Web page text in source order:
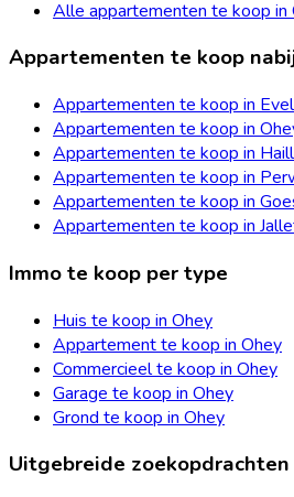
Alle appartementen te koop in
Appartementen te koop
Appartementen te koop in
Appartementen te koop in
Appartementen te koop in
Appartementen te koop in
Appartementen te koop in
Appartementen te koop in
Immo te koop per type
Huis te koop in Ohey
Appartement te koop in Ohey
Commercieel te koop in Ohey
Garage te koop in Ohey
Grond te koop in Ohey
Uitgebreide zoekopdrachten